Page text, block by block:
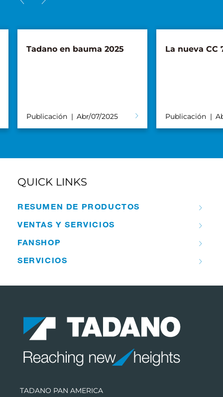
Tadano en bauma 2025
Publicación Abr/07/2025
La nueva CC
Publicación
QUICK LINKS
RESUMEN DE PRODUCTOS
VENTAS Y SERVICIOS
FANSHOP
SERVICIOS
TADANO PAN AMERICA